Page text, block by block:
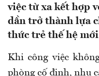
việc từ xa kết hợp
dần trở thành lựa
thức trẻ thế hệ
Khi công việc
phòng cố định, nhu